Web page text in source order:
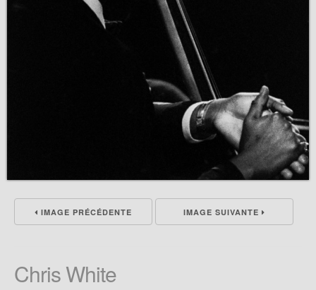
IMAGE PRÉCÉDENTE IMAGE SUIVANTE
Chris White